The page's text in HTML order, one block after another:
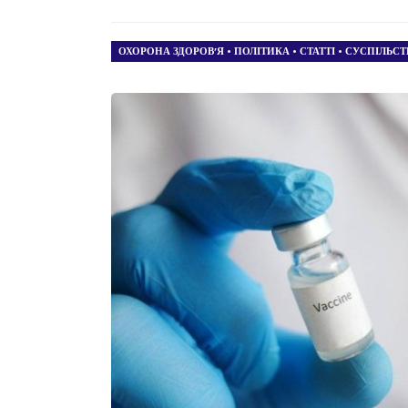
ОХОРОНА ЗДОРОВ’Я • ПОЛІТИКА • СТАТТІ •